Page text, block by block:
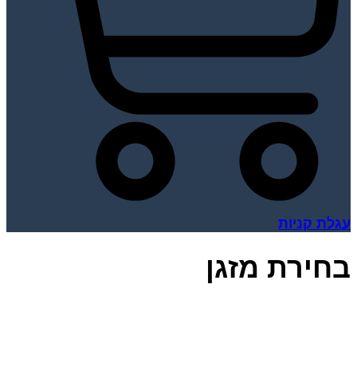
עגלת קניות
בחירת מזגן